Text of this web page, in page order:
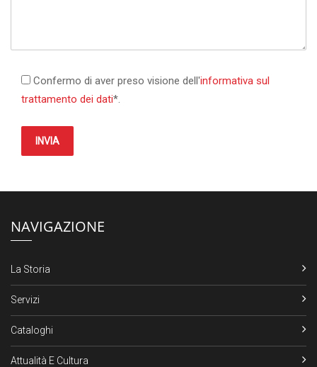
Confermo di aver preso visione dell'informativa sul
trattamento dei dati*.
INVIA
NAVIGAZIONE
La Storia
Servizi
Cataloghi
Attualità E Cultura